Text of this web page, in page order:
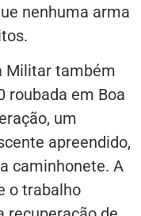
nenhuma arma
Militar também
roubada em Boa
um
apreendido,
caminhonete. A
o trabalho